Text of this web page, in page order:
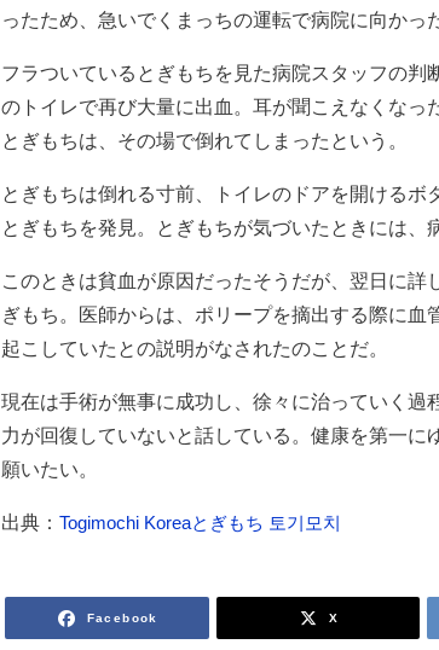
ったため、急いでくまっちの運転で病院に向かっ
フラついているとぎもちを見た病院スタッフの
のトイレで再び大量に出血。耳が聞こえなくなっ
とぎもちは、その場で倒れてしまったという。
とぎもちは倒れる寸前、トイレのドアを開ける
とぎもちを発見。とぎもちが気づいたときには、
このときは貧血が原因だったそうだが、翌日に
ぎもち。医師からは、ポリープを摘出する際に
起こしていたとの説明がなされたのことだ。
現在は手術が無事に成功し、徐々に治っていく
力が回復していないと話している。健康を第一
願いたい。
出典： Togimochi Koreaとぎもち 토기모치
Facebook X